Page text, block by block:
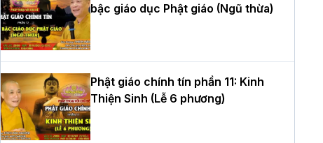
Học yêu thương trong ngày tu tập thứ
tư của Khóa sinh hoạt Phật pháp mùa
hè tại chùa Bằng
HT.Thích Thọ Lạc được suy cử làm tân
Trưởng BTS GHPGVN tỉnh Nghệ An
bậc giáo dục Phật giáo (Ngũ thừa)
Phật giáo chính tín phần 11: Kinh
Thiện Sinh (Lễ 6 phương)